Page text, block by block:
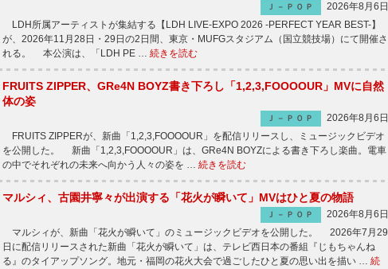
Ｊ－ＰＯＰ
2026年8月6日
LDH所属アーティストが集結する【LDH LIVE-EXPO 2026 -PERFECT YEAR BEST-】
が、2026年11月28日・29日の2日間、東京・MUFGスタジアム（国立競技場）にて開催さ
れる。 本公演は、「LDH PE … 続きを読む
FRUITS ZIPPER、GRe4N BOYZ書き下ろし「1,2,3,FOOOOUR」MVに自然
体の姿
Ｊ－ＰＯＰ
2026年8月6日
FRUITS ZIPPERが、新曲「1,2,3,FOOOOUR」を配信リリースし、ミュージックビデオ
を公開した。 新曲「1,2,3,FOOOOUR」は、GRe4N BOYZによる書き下ろし楽曲。電車
の中でそれぞれの未来へ向かう人々の姿を … 続きを読む
マルシィ、古園井寧々が出演する「花火が瞬いて」MVはひと夏の物語
Ｊ－ＰＯＰ
2026年8月6日
マルシィが、新曲「花火が瞬いて」のミュージックビデオを公開した。 2026年7月29
日に配信リリースされた新曲「花火が瞬いて」は、テレビ西日本の番組『じもちゃんね
る』のタイアップソング。地元・福岡の花火大会で過ごしたひと夏の思い出を描い … 続